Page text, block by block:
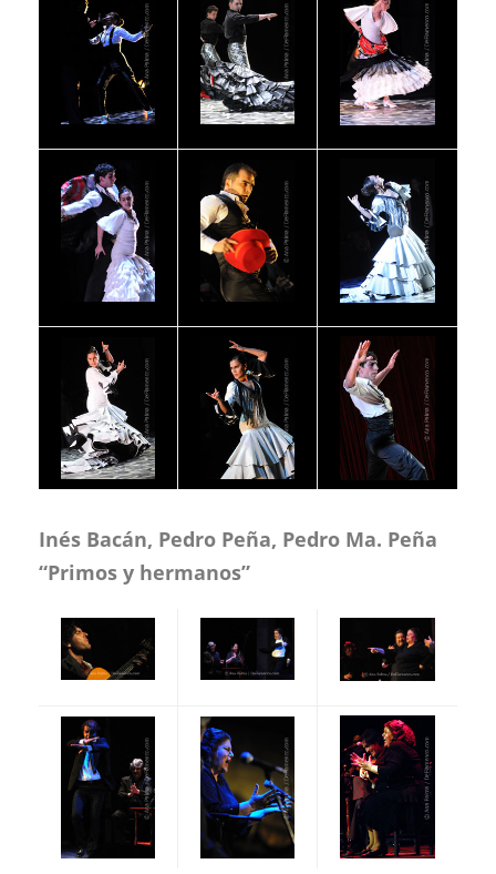
Inés Bacán, Pedro Peña, Pedro Ma. Peña
“Primos y hermanos”